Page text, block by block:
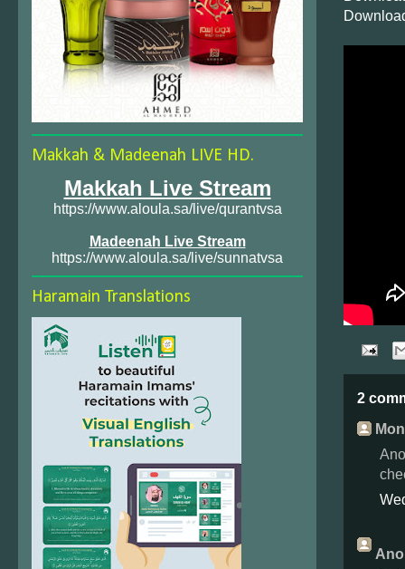
2
Makkah & Madeenah LIVE HD.
Makkah Live Stream
https://www.aloula.sa/live/qurantvsa
Madeenah Live Stream
https://www.aloula.sa/live/sunnatvsa
Haramain Translations